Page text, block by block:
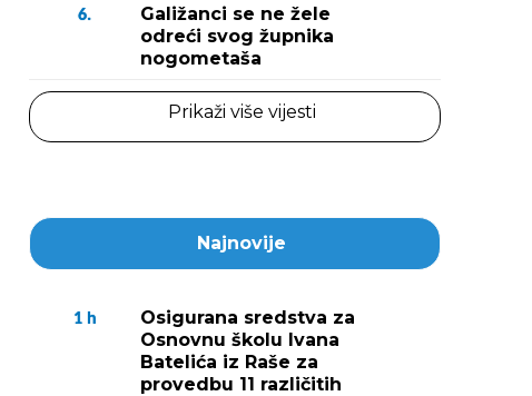
6.
Galižanci se ne žele
odreći svog župnika
nogometaša
Prikaži više vijesti
Najnovije
1 h
Osigurana sredstva za
Osnovnu školu Ivana
Batelića iz Raše za
provedbu 11 različitih